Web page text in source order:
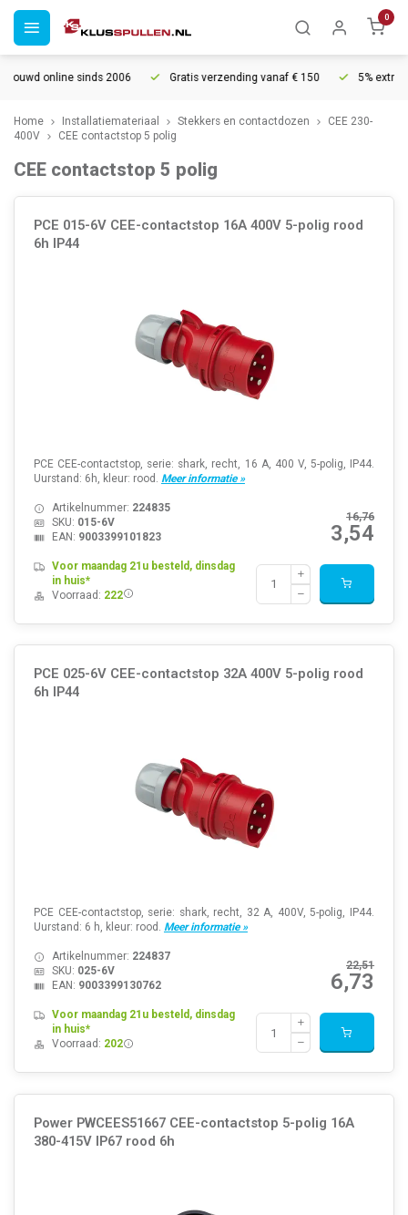
0
sinds 2006 Gratis verzending vanaf € 150 5% extra korting
Home Installatiemateriaal Stekkers en contactdozen
CEE 230-
400V
CEE contactstop 5 polig
CEE contactstop 5 polig
PCE 015-6V CEE-contactstop 16A 400V 5-polig rood
6h IP44
PCE CEE-contactstop, serie: shark, recht, 16 A, 400 V, 5-polig, IP44.
Uurstand: 6h, kleur: rood. Meer informatie »
16,76
3,54
Artikelnummer: 224835
SKU: 015-6V
EAN: 9003399101823
Voor maandag 21u besteld, dinsdag
in huis*
Voorraad: 222
PCE 025-6V CEE-contactstop 32A 400V 5-polig rood
6h IP44
PCE CEE-contactstop, serie: shark, recht, 32 A, 400V, 5-polig, IP44.
Uurstand: 6 h, kleur: rood. Meer informatie »
22,51
6,73
Artikelnummer: 224837
SKU: 025-6V
EAN: 9003399130762
Voor maandag 21u besteld, dinsdag
in huis*
Voorraad: 202
Power PWCEES51667 CEE-contactstop 5-polig 16A
380-415V IP67 rood 6h